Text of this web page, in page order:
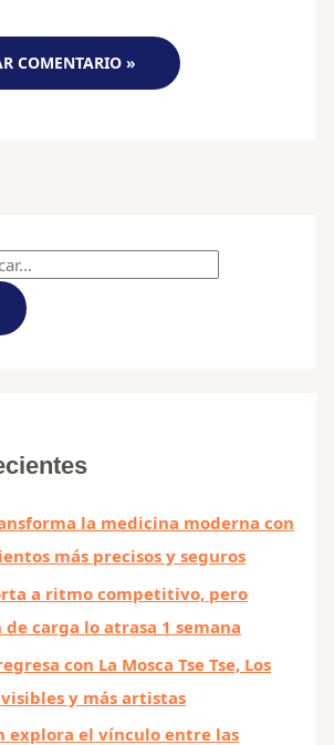
la medicina moderna con
más precisos y seguros
a ritmo competitivo, pero
carga lo atrasa 1 semana
con La Mosca Tse Tse, Los
y más artistas
explora el vínculo entre las